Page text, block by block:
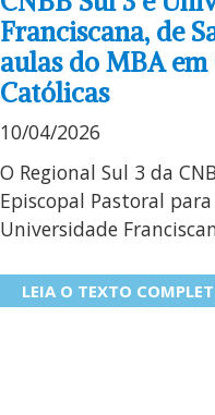
Franciscana, de
aulas do MBA em
Católicas
10/04/2026
O Regional Sul 3 da
Episcopal Pastoral
Universidade
LEIA O TEXTO